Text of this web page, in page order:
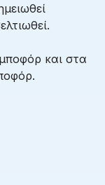
και στα